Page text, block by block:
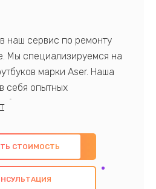
наш сервис по ремонту
Мы специализируемся на
марки Aser. Наша
себя опытных
знаниями и
и качественный ремонт с
компонентов, а
качество всех
Наша цель - предоставить
СТОИМОСТЬ